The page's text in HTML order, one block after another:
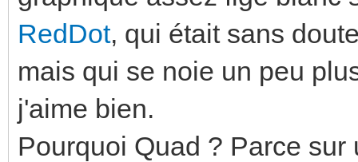
RedDot, qui était sans
mais qui se noie un peu
j'aime bien.
Pourquoi Quad ? Parce